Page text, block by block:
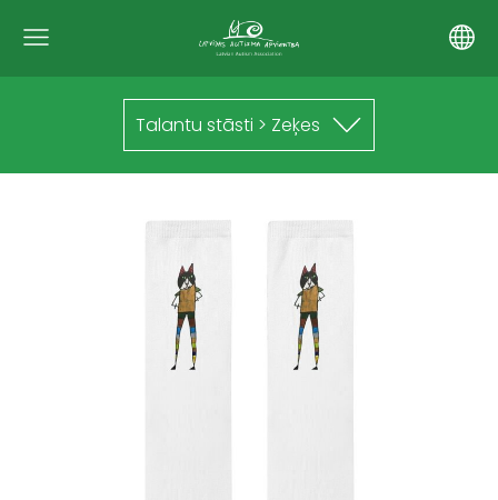
Talantu stāsti > Zeķes